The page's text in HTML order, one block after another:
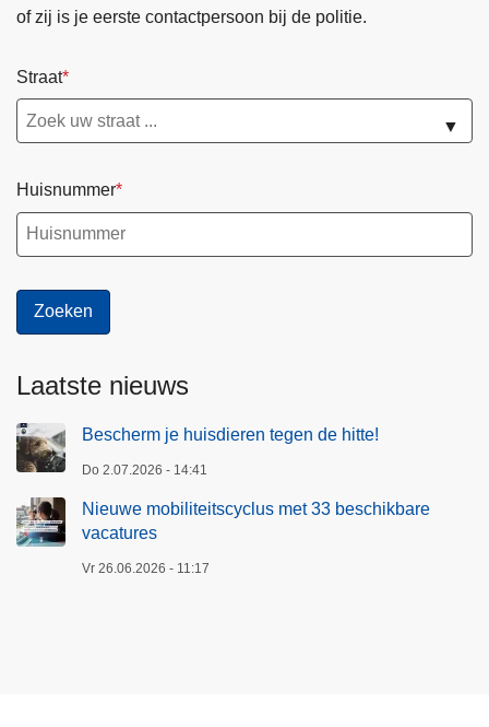
of zij is je eerste contactpersoon bij de politie.
Straat
▼
Huisnummer
Laatste nieuws
Bescherm je huisdieren tegen de hitte!
Do 2.07.2026 - 14:41
Nieuwe mobiliteitscyclus met 33 beschikbare
vacatures
Vr 26.06.2026 - 11:17